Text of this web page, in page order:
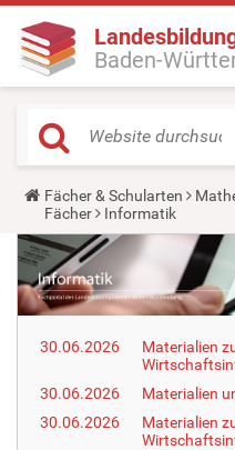
Baden-
Y
o
u
a
e
h
e
e
Fächer & Schularten
Fächer
Informatik
30.06.2026
Materialien
30.06.2026
Materialien
30.06.2026
Materialien